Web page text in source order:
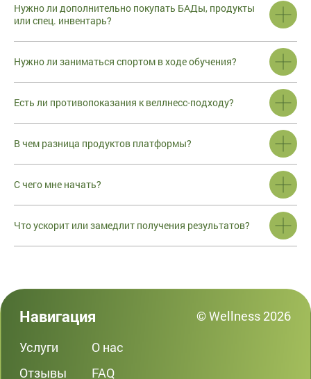
Нужно ли дополнительно покупать БАДы, продукты
или спец. инвентарь?
Нужно ли заниматься спортом в ходе обучения?
Есть ли противопоказания к веллнесс-подходу?
В чем разница продуктов платформы?
С чего мне начать?
Что ускорит или замедлит получения результатов?